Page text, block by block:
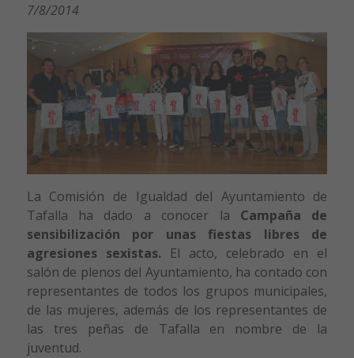
7/8/2014
La Comisión de Igualdad del Ayuntamiento de
Tafalla ha dado a conocer la Campaña de
sensibilización por unas fiestas libres de
agresiones sexistas. El acto, celebrado en el
salón de plenos del Ayuntamiento, ha contado con
representantes de todos los grupos municipales,
de las mujeres, además de los representantes de
las tres peñas de Tafalla en nombre de la
juventud.